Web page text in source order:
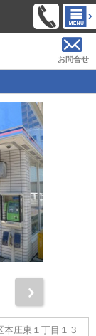
お問合せ
本庄東１丁目１３